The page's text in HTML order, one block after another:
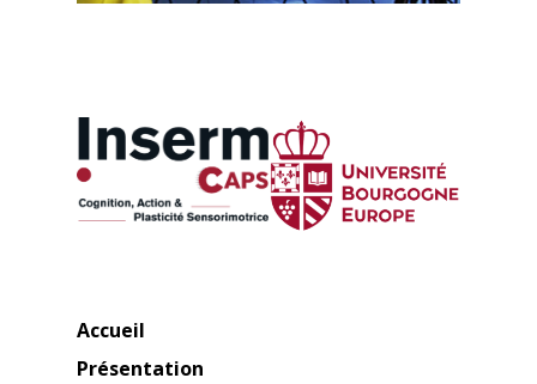
Accueil
Présentation